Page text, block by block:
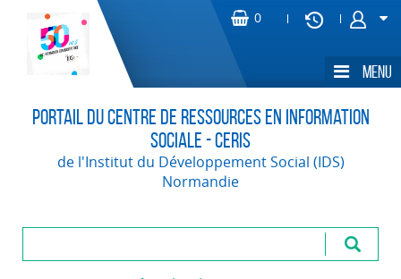
Portail du Centre de Ressources en Information
Sociale - CERIS
de l'Institut du Développement Social (IDS)
Normandie